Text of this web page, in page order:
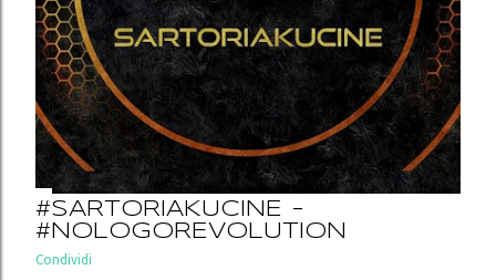
e Whatsapp 340 345 1873). Foto di
@marcodisanointeriors : dettaglio della
nostra cucina modello CA02.
#SARTORIAKUCINE -
#NOLOGOREVOLUTION
Condividi